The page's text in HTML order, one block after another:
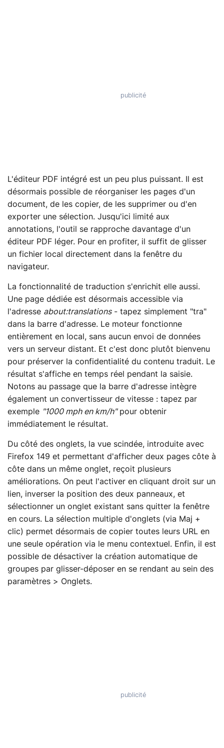
L'éditeur PDF intégré est un peu plus puissant. Il est
désormais possible de réorganiser les pages d'un
document, de les copier, de les supprimer ou d'en
exporter une sélection. Jusqu'ici limité aux
annotations, l'outil se rapproche davantage d'un
éditeur PDF léger. Pour en profiter, il suffit de glisser
un fichier local directement dans la fenêtre du
navigateur.
La fonctionnalité de traduction s'enrichit elle aussi.
Une page dédiée est désormais accessible via
l'adresse about:translations- tapez simplement "tra"
dans la barre d'adresse. Le moteur fonctionne
entièrement en local, sans aucun envoi de données
vers un serveur distant. Et c'est donc plutôt bienvenu
pour préserver la confidentialité du contenu traduit. Le
résultat s'affiche en temps réel pendant la saisie.
Notons au passage que la barre d'adresse intègre
également un convertisseur de vitesse : tapez par
exemple "1000 mph en km/h"pour obtenir
immédiatement le résultat.
Du côté des onglets, la vue scindée, introduite avec
Firefox 149 et permettant d'afficher deux pages côte à
côte dans un même onglet, reçoit plusieurs
améliorations. On peut l'activer en cliquant droit sur un
lien, inverser la position des deux panneaux, et
sélectionner un onglet existant sans quitter la fenêtre
en cours. La sélection multiple d'onglets (via Maj +
clic) permet désormais de copier toutes leurs URL en
une seule opération via le menu contextuel. Enfin, il est
possible de désactiver la création automatique de
groupes par glisser-déposer en se rendant au sein des
paramètres > Onglets.